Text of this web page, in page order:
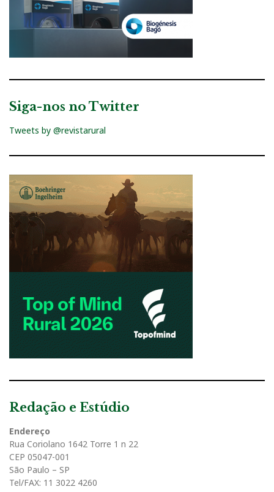
Siga-nos no Twitter
Tweets by @revistarural
Redação e Estúdio
Endereço
Rua Coriolano 1642 Torre 1 n 22
CEP 05047-001
São Paulo – SP
Tel/FAX: 11 3022 4260